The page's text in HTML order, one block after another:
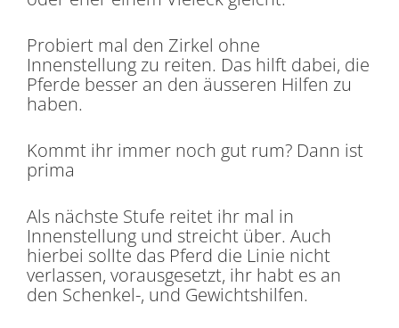
Probiert mal den Zirkel ohne
Innenstellung zu reiten. Das hilft dabei, die
Pferde besser an den äusseren Hilfen zu
haben.
Kommt ihr immer noch gut rum? Dann ist
prima
Als nächste Stufe reitet ihr mal in
Innenstellung und streicht über. Auch
hierbei sollte das Pferd die Linie nicht
verlassen, vorausgesetzt, ihr habt es an
den Schenkel-, und Gewichtshilfen.